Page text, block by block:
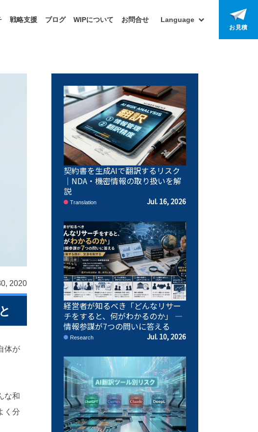
戦略支援 ブログ WIPについて お問合せ Language
お見積
2020
体が
な和
く分
契約書を生成AIで翻訳するリスク
｜NDA・機密情報の取り扱いを解
説
Translation Jul. 16, 2026
経営者が知るべき「どんなリサー
チをすると、何がわかるのか」 ―
情報参謀が7つの問いに答える
Research Jul. 10, 2026